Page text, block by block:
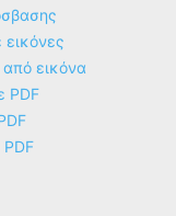
εικόνα
PDF